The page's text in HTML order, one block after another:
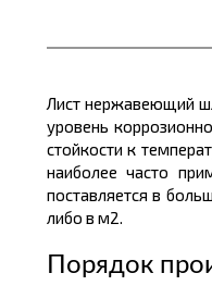
Лист нержавеющий
уровень
стойкости к
наиболее часто
поставляется в
либо в м2.
Порядок